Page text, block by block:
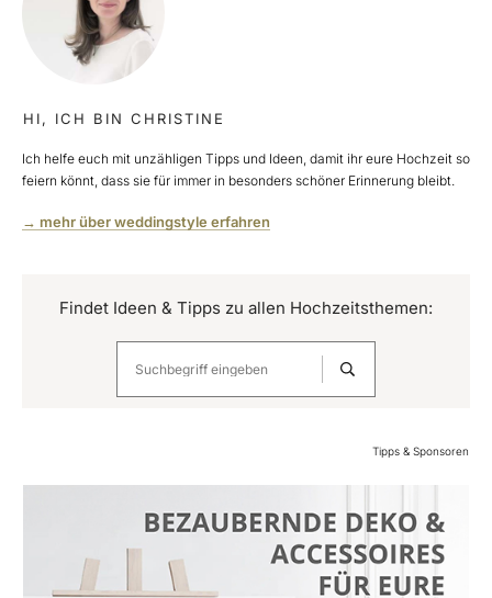
HI, ICH BIN CHRISTINE
Ich helfe euch mit unzähligen Tipps und Ideen, damit ihr eure Hochzeit so
feiern könnt, dass sie für immer in besonders schöner Erinnerung bleibt.
→ mehr über weddingstyle erfahren
Findet Ideen & Tipps zu allen Hochzeitsthemen:
Tipps & Sponsoren